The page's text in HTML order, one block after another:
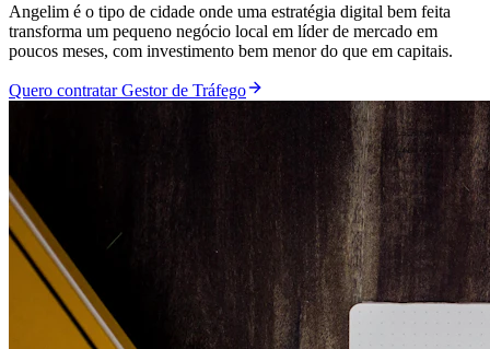
Angelim é o tipo de cidade onde uma estratégia digital bem feita
transforma um pequeno negócio local em líder de mercado em
poucos meses, com investimento bem menor do que em capitais.
Quero contratar Gestor de Tráfego